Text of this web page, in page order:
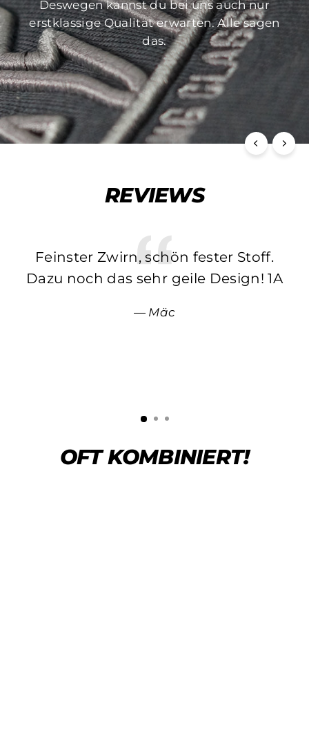
Deswegen kannst du bei uns auch nur
erstklassige Qualität erwarten. Alle sagen
das.
Langlebigkeit dieser. Sich auflösende
Pieces gibt es bei uns nicht!
REVIEWS
Feinster Zwirn, schön fester Stoff.
Dazu noch das sehr geile Design! 1A
Mäc
OFT KOMBINIERT!